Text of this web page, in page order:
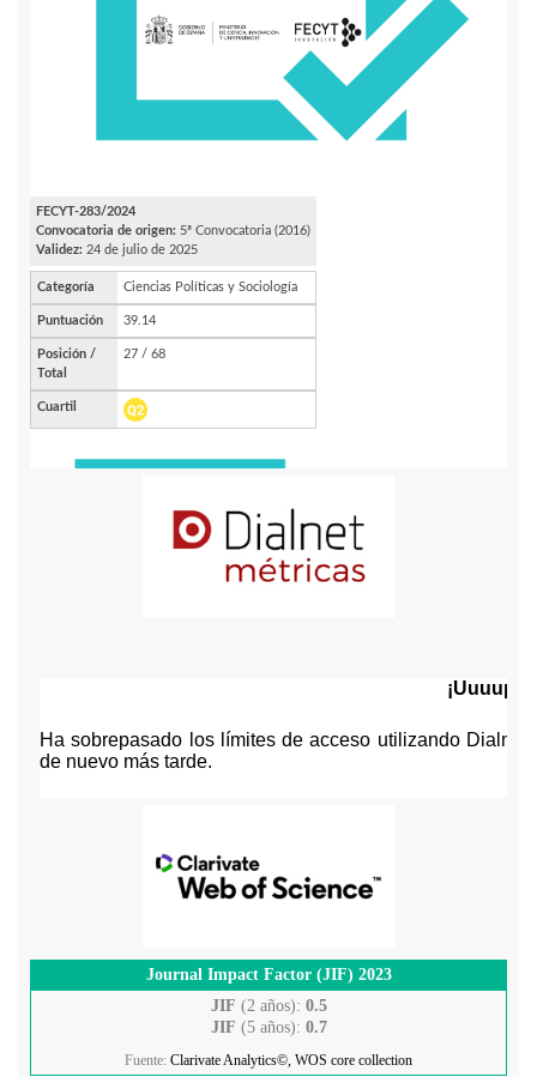
Journal Impact Factor (JIF) 2023
JIF (2 años): 0.5
JIF (5 años): 0.7
Fuente: Clarivate Analytics©, WOS core collection